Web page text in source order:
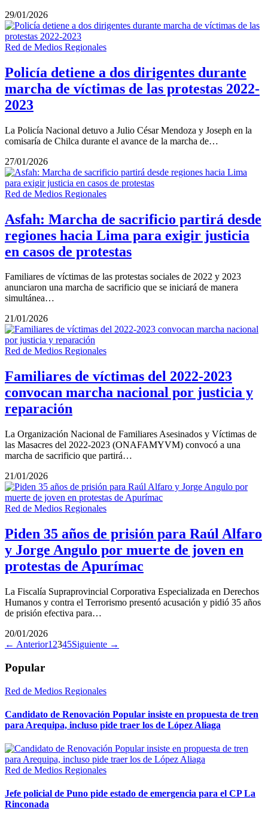
29/01/2026
Red de Medios Regionales
Policía detiene a dos dirigentes durante
marcha de víctimas de las protestas 2022-
2023
La Policía Nacional detuvo a Julio César Mendoza y Joseph en la
comisaría de Chilca durante el avance de la marcha de…
27/01/2026
Red de Medios Regionales
Asfah: Marcha de sacrificio partirá desde
regiones hacia Lima para exigir justicia
en casos de protestas
Familiares de víctimas de las protestas sociales de 2022 y 2023
anunciaron una marcha de sacrificio que se iniciará de manera
simultánea…
21/01/2026
Red de Medios Regionales
Familiares de víctimas del 2022-2023
convocan marcha nacional por justicia y
reparación
La Organización Nacional de Familiares Asesinados y Víctimas de
las Masacres del 2022-2023 (ONAFAMYVM) convocó a una
marcha de sacrificio que partirá…
21/01/2026
Red de Medios Regionales
Piden 35 años de prisión para Raúl Alfaro
y Jorge Angulo por muerte de joven en
protestas de Apurímac
La Fiscalía Supraprovincial Corporativa Especializada en Derechos
Humanos y contra el Terrorismo presentó acusación y pidió 35 años
de prisión efectiva para…
20/01/2026
← Anterior1 2345Siguiente →
Popular
Red de Medios Regionales
Candidato de Renovación Popular insiste en propuesta de tren
para Arequipa, incluso pide traer los de López Aliaga
Red de Medios Regionales
Jefe policial de Puno pide estado de emergencia para el CP La
Rinconada